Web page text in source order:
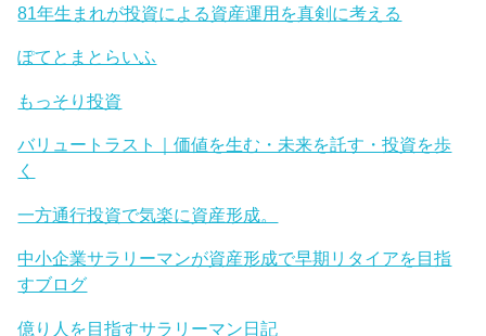
81年生まれが投資による資産運用を真剣に考える
ぽてとまとらいふ
もっそり投資
バリュートラスト｜価値を生む・未来を託す・投資を歩
く
一方通行投資で気楽に資産形成。
中小企業サラリーマンが資産形成で早期リタイアを目指
すブログ
億り人を目指すサラリーマン日記